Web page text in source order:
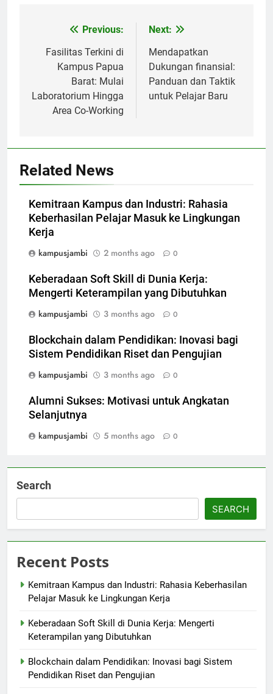
navigation
Previous:
Fasilitas Terkini di
Kampus Papua
Barat: Mulai
Laboratorium Hingga
Area Co-Working
Next:
Mendapatkan
Dukungan finansial:
Panduan dan Taktik
untuk Pelajar Baru
Related News
Kemitraan Kampus dan Industri: Rahasia
Keberhasilan Pelajar Masuk ke Lingkungan
Kerja
kampusjambi
2 months ago 0
Keberadaan Soft Skill di Dunia Kerja:
Mengerti Keterampilan yang Dibutuhkan
kampusjambi
3 months ago 0
Blockchain dalam Pendidikan: Inovasi bagi
Sistem Pendidikan Riset dan Pengujian
kampusjambi
3 months ago 0
Alumni Sukses: Motivasi untuk Angkatan
Selanjutnya
kampusjambi
5 months ago 0
Search
SEARCH
Recent Posts
Kemitraan Kampus dan Industri: Rahasia Keberhasilan
Pelajar Masuk ke Lingkungan Kerja
Keberadaan Soft Skill di Dunia Kerja: Mengerti
Keterampilan yang Dibutuhkan
Blockchain dalam Pendidikan: Inovasi bagi Sistem
Pendidikan Riset dan Pengujian